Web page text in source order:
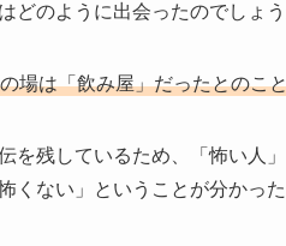
どのように出会ったのでしょう
場は「飲み屋」だったとのこ
を残しているため、「怖い人
くない」ということが分かった